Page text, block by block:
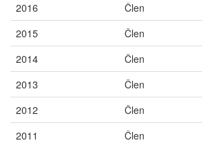
2016
Člen
2015
Člen
2014
Člen
2013
Člen
2012
Člen
2011
Člen